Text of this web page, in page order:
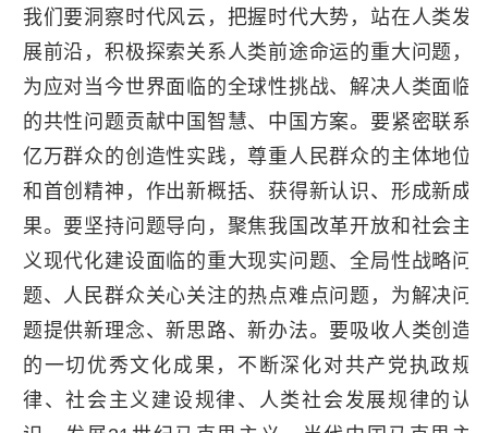
我们要洞察时代风云，把握时代大势，站在人类发
展前沿，积极探索关系人类前途命运的重大问题，
为应对当今世界面临的全球性挑战、解决人类面临
的共性问题贡献中国智慧、中国方案。要紧密联系
亿万群众的创造性实践，尊重人民群众的主体地位
和首创精神，作出新概括、获得新认识、形成新成
果。要坚持问题导向，聚焦我国改革开放和社会主
义现代化建设面临的重大现实问题、全局性战略问
题、人民群众关心关注的热点难点问题，为解决问
题提供新理念、新思路、新办法。要吸收人类创造
的一切优秀文化成果，不断深化对共产党执政规
律、社会主义建设规律、人类社会发展规律的认